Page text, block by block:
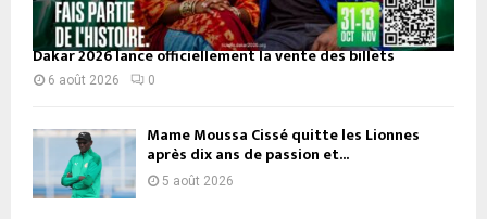
Dakar 2026 lance officiellement la vente des billets
6 août 2026 0
Mame Moussa Cissé quitte les Lionnes
après dix ans de passion et...
5 août 2026